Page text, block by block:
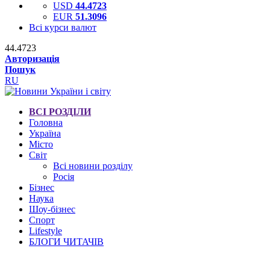
USD 44.4723
EUR 51.3096
Всі курси валют
44.4723
Авторизація
Пошук
RU
ВСІ РОЗДІЛИ
Головна
Україна
Місто
Світ
Всі новини розділу
Росія
Бізнес
Наука
Шоу-бізнес
Спорт
Lifestyle
БЛОГИ ЧИТАЧІВ